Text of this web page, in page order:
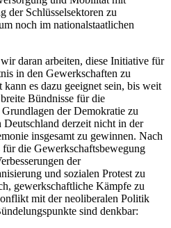
der Schlüsselsektoren zu
noch im nationalstaatlichen
daran arbeiten, diese Initiative für
in den Gewerkschaften zu
es dazu geeignet sein, bis weit
Bündnisse für die
der Demokratie zu
derzeit nicht in der
insgesamt zu gewinnen. Nach
für die Gewerkschaftsbewegung
der
und sozialen Protest zu
gewerkschaftliche Kämpfe zu
mit der neoliberalen Politik
sind denkbar: